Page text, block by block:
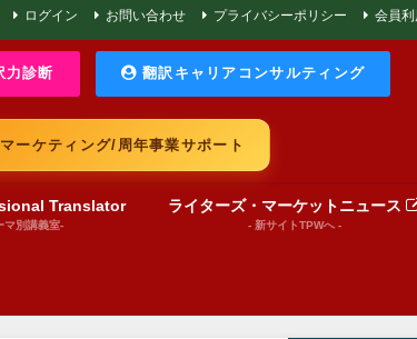
ログイン お問い合わせ プライバシーポリシー 会員
力診断 翻訳キャリアコンサルティング
ーケティング/周年事業サポート
Translator
マ別講義室-
ライターズ・マーケットニュース
- 新サイトTPWへ -